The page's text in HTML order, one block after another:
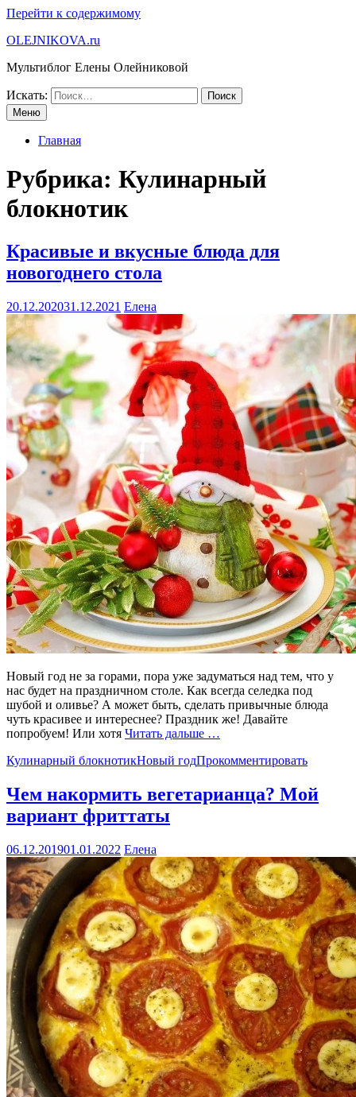
Перейти к содержимому
OLEJNIKOVA.ru
Мультиблог Елены Олейниковой
Искать:
Меню
Главная
Рубрика: Кулинарный
блокнотик
Красивые и вкусные блюда для
новогоднего стола
20.12.202031.12.2021 Елена
Новый год не за горами, пора уже задуматься над тем, что у
нас будет на праздничном столе. Как всегда селедка под
шубой и оливье? А может быть, сделать привычные блюда
чуть красивее и интереснее? Праздник же! Давайте
попробуем! Или хотя Читать дальше …
Кулинарный блокнотикНовый годПрокомментировать
Чем накормить вегетарианца? Мой
вариант фриттаты
06.12.201901.01.2022 Елена